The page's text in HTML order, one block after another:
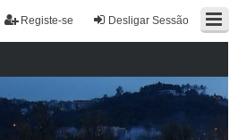
Desligar Sessão
Registe-se